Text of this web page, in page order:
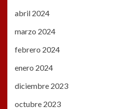
abril 2024
marzo 2024
febrero 2024
enero 2024
diciembre 2023
octubre 2023